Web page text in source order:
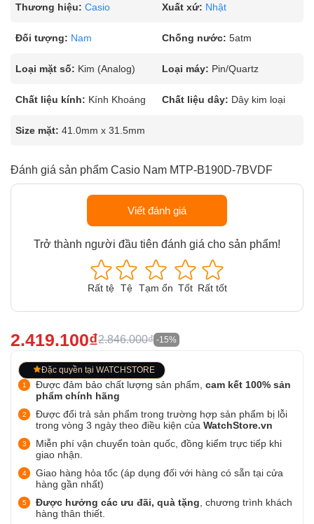
Thương hiệu: Casio Xuất xứ: Nhật
Đối tượng: Nam Chống nước: 5atm
Loại mặt số: Kim (Analog) Loại máy: Pin/Quartz
Chất liệu kính: Kính Khoáng Chất liệu dây: Dây kim loại
Size mặt: 41.0mm x 31.5mm
Đánh giá sản phẩm Casio Nam MTP-B190D-7BVDF
Viết đánh giá
Trở thành người đầu tiên đánh giá cho sản phẩm!
Rất tệ Tệ Tạm ổn Tốt Rất tốt
2.419.100₫2.846.000₫ -15%
Đặc quyền tại WATCHSTORE
Được đảm bảo chất lượng sản phẩm, cam kết 100% sản
phẩm chính hãng
Được đổi trả sản phẩm trong trường hợp sản phẩm bị lỗi
trong vòng 3 ngày theo điều kiện của WatchStore.vn
Miễn phí vận chuyển toàn quốc, đồng kiểm trực tiếp khi
giao nhận.
Giao hàng hỏa tốc (áp dụng đối với hàng có sẵn tại cửa
hàng gần nhất)
Được hưởng các ưu đãi, quà tặng , chương trình khách
hàng thân thiết.